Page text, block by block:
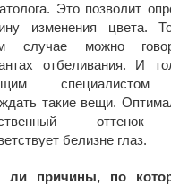
Это позволит
изменения цвета.
случае можно
отбеливания. И
специалистом
такие вещи.
оттенок
белизне глаз.
ли причины, по